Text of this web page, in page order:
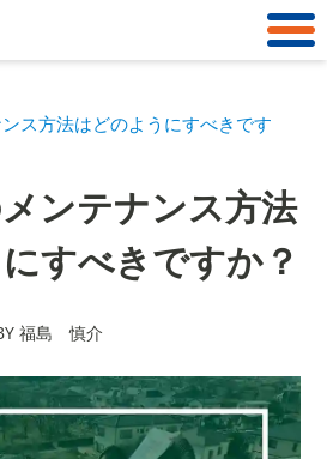
ス方法はどのようにすべきです
ンテナンス方法
すべきですか？
福島 慎介